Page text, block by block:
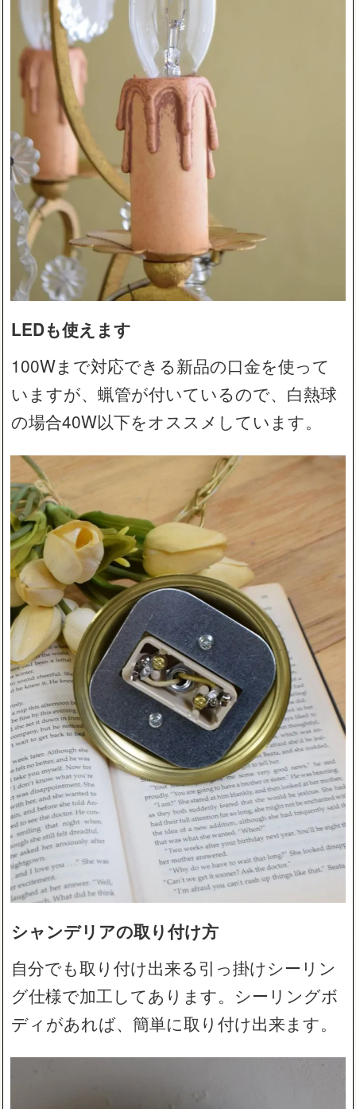
LEDも使えます
100Wまで対応できる新品の口金を使って
いますが、蝋管が付いているので、白熱球
の場合40W以下をオススメしています。
シャンデリアの取り付け方
自分でも取り付け出来る引っ掛けシーリン
グ仕様で加工してあります。シーリングボ
ディがあれば、簡単に取り付け出来ます。